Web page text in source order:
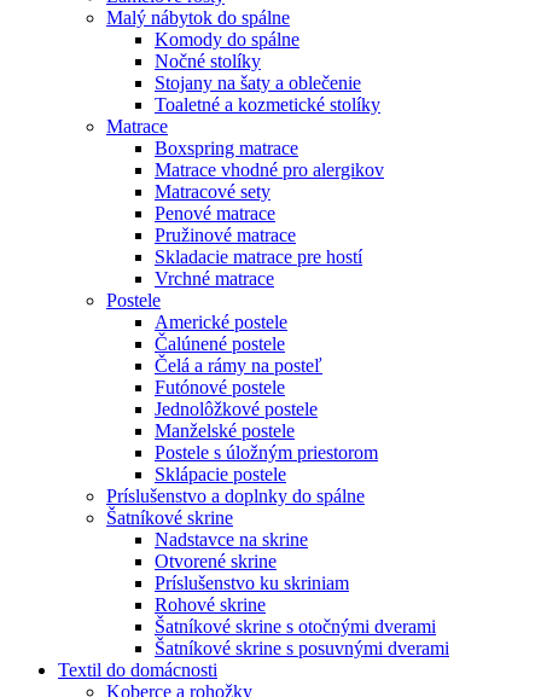
Malý nábytok do spálne
Komody do spálne
Nočné stolíky
Stojany na šaty a oblečenie
Toaletné a kozmetické stolíky
Matrace
Boxspring matrace
Matrace vhodné pro alergikov
Matracové sety
Penové matrace
Pružinové matrace
Skladacie matrace pre hostí
Vrchné matrace
Postele
Americké postele
Čalúnené postele
Čelá a rámy na posteľ
Futónové postele
Jednolôžkové postele
Manželské postele
Postele s úložným priestorom
Sklápacie postele
Príslušenstvo a doplnky do spálne
Šatníkové skrine
Nadstavce na skrine
Otvorené skrine
Príslušenstvo ku skriniam
Rohové skrine
Šatníkové skrine s otočnými dverami
Šatníkové skrine s posuvnými dverami
Textil do domácnosti
Koberce a rohožky